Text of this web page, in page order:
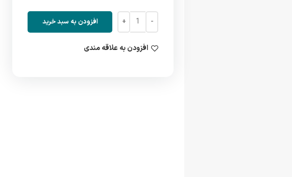
افزودن به سبد خرید
افزودن به علاقه مندی